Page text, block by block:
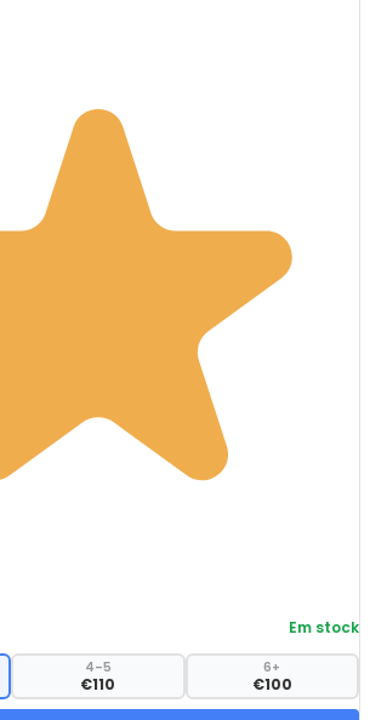
Em stock
4–5
€110
6+
€100